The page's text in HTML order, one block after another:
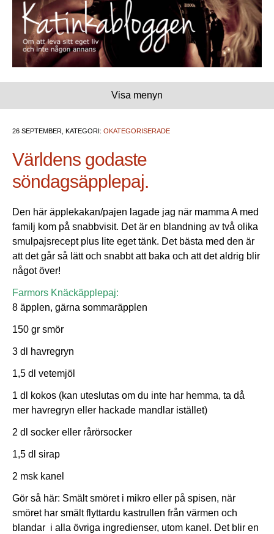
Visa menyn
26 SEPTEMBER, KATEGORI: OKATEGORISERADE
Världens godaste
söndagsäpplepaj.
Den här äpplekakan/pajen lagade jag när mamma A med
familj kom på snabbvisit. Det är en blandning av två olika
smulpajsrecept plus lite eget tänk. Det bästa med den är
att det går så lätt och snabbt att baka och att det aldrig blir
något över!
Farmors Knäckäpplepaj:
8 äpplen, gärna sommaräpplen
150 gr smör
3 dl havregryn
1,5 dl vetemjöl
1 dl kokos (kan uteslutas om du inte har hemma, ta då
mer havregryn eller hackade mandlar istället)
2 dl socker eller rårörsocker
1,5 dl sirap
2 msk kanel
Gör så här: Smält smöret i mikro eller på spisen, när
smöret har smält flyttardu kastrullen från värmen och
blandar i alla övriga ingredienser, utom kanel. Det blir en